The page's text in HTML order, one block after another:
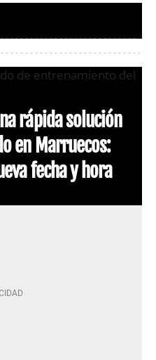
rápida solución
en Marruecos:
fecha y hora